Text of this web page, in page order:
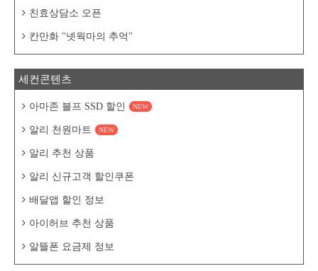
친효상담소 오픈
칸만화 "넷웍마의 추억"
세컨콘텐츠
아마존 블프 SSD 할인 NEW
알리 천원마트 NEW
알리 추천 상품
알리 신규고객 할인쿠폰
배달앱 할인 정보
아이허브 추천 상품
알뜰폰 요금제 정보